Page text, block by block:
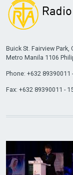
Buick St. Fairview Park,
Metro Manila 1106
Phone: +632 89390011
Fax: +632 89390011 -